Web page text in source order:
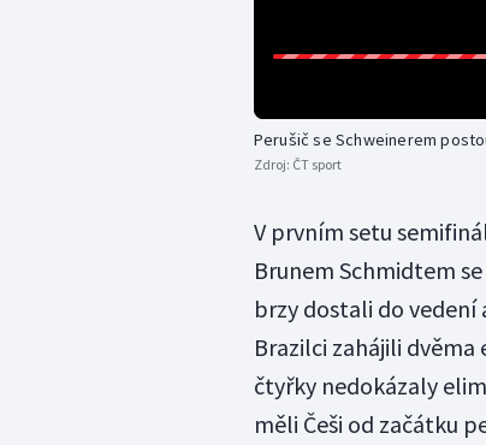
Perušič se Schweinerem
Zdroj: ČT sport
V prvním setu
Brunem Schmidtem
brzy dostali do vedení
Brazilci zahájili
čtyřky nedokázaly
měli Češi od začátku